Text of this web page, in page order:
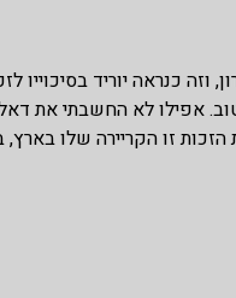
כנראה יוריד בסיכוייו
לו די טוב. אפילו לא
זו הקריירה שלו